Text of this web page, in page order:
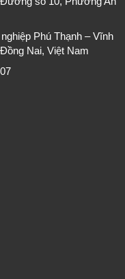
Phú Thạnh – Vĩnh
Nai, Việt Nam